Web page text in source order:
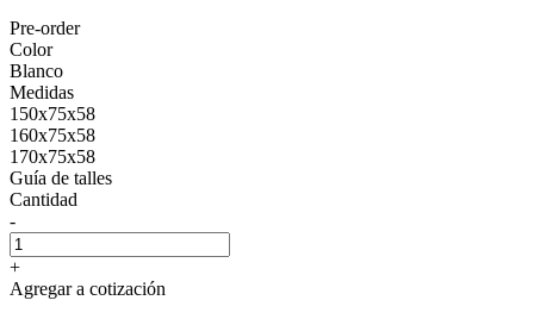
Pre-order
Color
Blanco
Medidas
150x75x58
160x75x58
170x75x58
Guía de talles
Cantidad
-
+
Agregar a cotización